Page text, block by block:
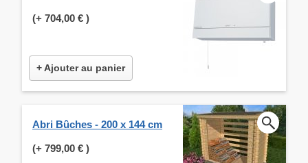
(+ 704,00 € )
+ Ajouter au panier
Abri Bûches - 200 x 144 cm
(+ 799,00 € )